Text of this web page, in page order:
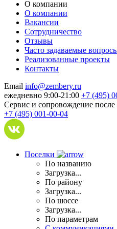
О компании
О компании
Вакансии
Сотрудничество
Отзывы
Часто задаваемые
Реализованные проекты
Контакты
Email info@zembery.ru
ежедневно 9:00-21:00 +7 (495)
Cервис и сопровождение
+7 (495) 001-00-04
Поселки
По названию
Загрузка...
По району
Загрузка...
По шоссе
Загрузка...
По параметрам